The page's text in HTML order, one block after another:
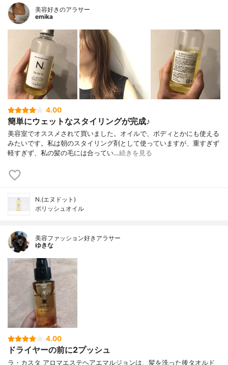
美容好きのアラサー
emika
4.00
簡単にウェットなスタイリングが完成♪
美容室でオススメされて買いました。オイルで、ボディとかにも使える
みたいです。私は朝のスタイリング剤として使っていますが、重すぎず
軽すぎず、私の髪の毛には合ってい…続きを見る
N.(エヌドット)
ポリッシュオイル
美容ファッション好きアラサー
ゆきな
4.00
ドライヤーの前に2プッシュ
ラ・カスタ アロマエステヘアエマルジョンは、髪を洗った後タオルド